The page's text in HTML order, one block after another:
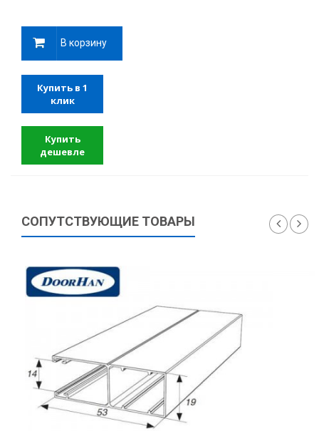
В корзину
Купить в 1
клик
Купить
дешевле
СОПУТСТВУЮЩИЕ ТОВАРЫ